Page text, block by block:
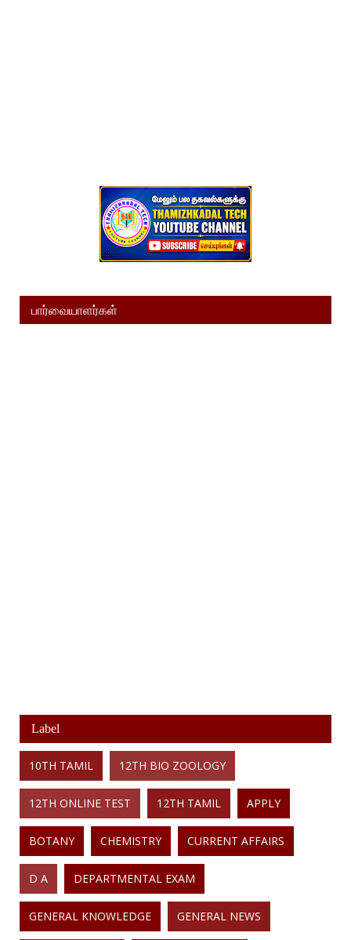
பார்வையாளர்கள்
Label
10TH TAMIL 12TH BIO ZOOLOGY
12TH ONLINE TEST 12TH TAMIL APPLY
BOTANY CHEMISTRY CURRENT AFFAIRS
D A DEPARTMENTAL EXAM
GENERAL KNOWLEDGE GENERAL NEWS